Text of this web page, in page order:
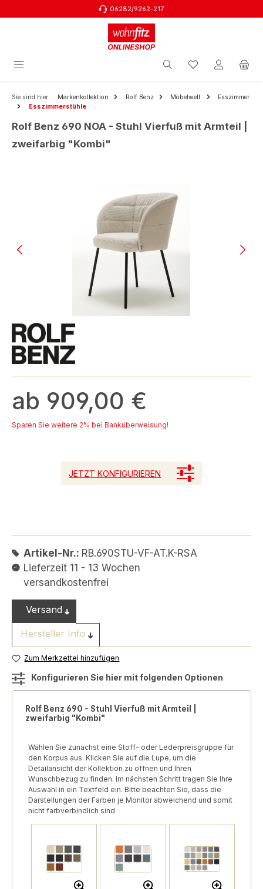
06282/9262-217
Sie sind hier: Markenkollektion Rolf Benz Möbelwelt
Esszimmer
Esszimmerstühle
Rolf Benz 690 NOA - Stuhl Vierfuß mit Armteil |
zweifarbig "Kombi"
ab 909,00 €
Sparen Sie weitere 2% bei Banküberweisung!
JETZT KONFIGURIEREN
Artikel-Nr.: RB.690STU-VF-AT.K-RSA
Lieferzeit 11 - 13 Wochen
versandkostenfrei
Versand
Hersteller Info
Zum Merkzettel hinzufügen
Konfigurieren Sie hier mit folgenden Optionen
Rolf Benz 690 - Stuhl Vierfuß mit Armteil |
zweifarbig "Kombi"
Wählen Sie zunächst eine Stoff- oder Lederpreisgruppe für
den Korpus aus. Klicken Sie auf die Lupe, um die
Detailansicht der Kollektion zu öffnen und Ihren
Wunschbezug zu finden. Im nächsten Schritt tragen Sie Ihre
Auswahl in ein Textfeld ein. Bitte beachten Sie, dass die
Darstellungen der Farben je Monitor abweichend und somit
nicht farbverbindlich sind.